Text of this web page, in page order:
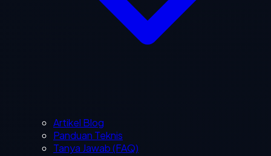
Artikel Blog
Panduan Teknis
Tanya Jawab (FAQ)